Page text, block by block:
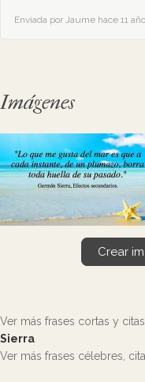
Enviada por Jaume hace 11
Imágenes
Crear
Ver más frases cortas y
Sierra
Ver más frases célebres,